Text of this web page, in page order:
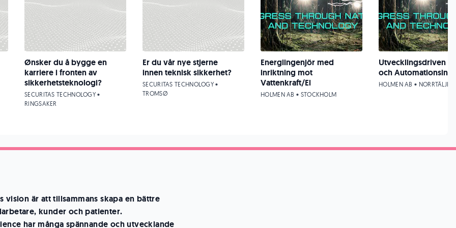
vision är att tillsammans skapa en bättre
kunder och patienter.
har många spännande och utvecklande
Ønsker du å bygge en
karriere i fronten av
sikkerhetsteknologi?
SECURITAS TECHNOLOGY •
RINGSAKER
Er du vår nye stjerne
innen teknisk sikkerhet?
SECURITAS TECHNOLOGY •
TROMSØ
Energiingenjör med
inriktning mot
Vattenkraft/El
HOLMEN AB • STOCKHOLM
Utvecklingsdriven
och
HOLMEN AB • NORRTÄLJE